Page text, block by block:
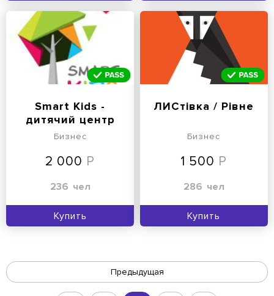
Smart Kids -
дитячий центр
Бизнес
2 000
236 чел
Купить
ЛИСтівка / Рівне
Бизнес
1 500
286 чел
Купить
Предыдущая